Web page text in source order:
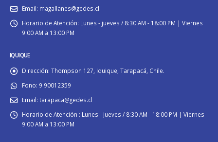
Email: magallanes@gedes.cl
Horario de Atención: Lunes - jueves / 8:30 AM - 18:00 PM | Viernes
9:00 AM a 13:00 PM
IQUIQUE
Dirección: Thompson 127, Iquique, Tarapacá, Chile.
Fono: 9 90012359
Email: tarapaca@gedes.cl
Horario de Atención : Lunes - jueves / 8:30 AM - 18:00 PM | Viernes
9:00 AM a 13:00 PM